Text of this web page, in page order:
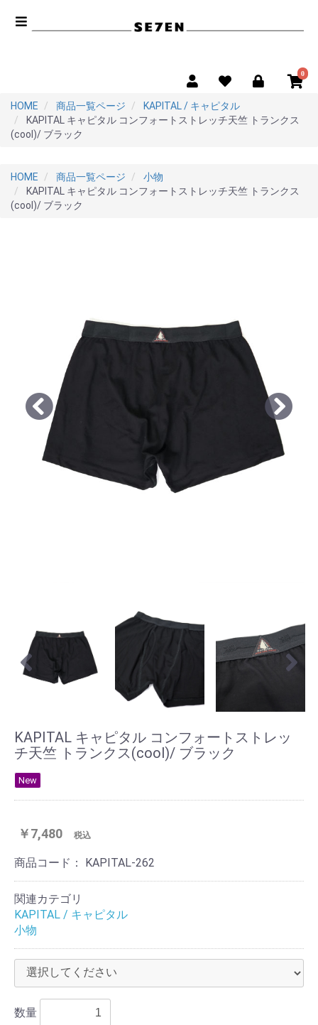
0
HOME 商品一覧ページ
KAPITAL / キャピタル
KAPITAL キャピタル コンフォートストレッチ天竺 トランクス
(cool)/ ブラック
HOME 商品一覧ページ
小物
KAPITAL キャピタル コンフォートストレッチ天竺 トランクス
(cool)/ ブラック
KAPITAL キャピタル コンフォートストレッ
チ天竺 トランクス(cool)/ ブラック
New
￥7,480 税込
商品コード： KAPITAL-262
関連カテゴリ
KAPITAL / キャピタル
小物
数量